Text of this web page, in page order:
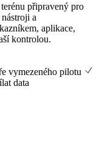
připravený pro
a
aplikace,
kontrolou.
vymezeného pilotu
data